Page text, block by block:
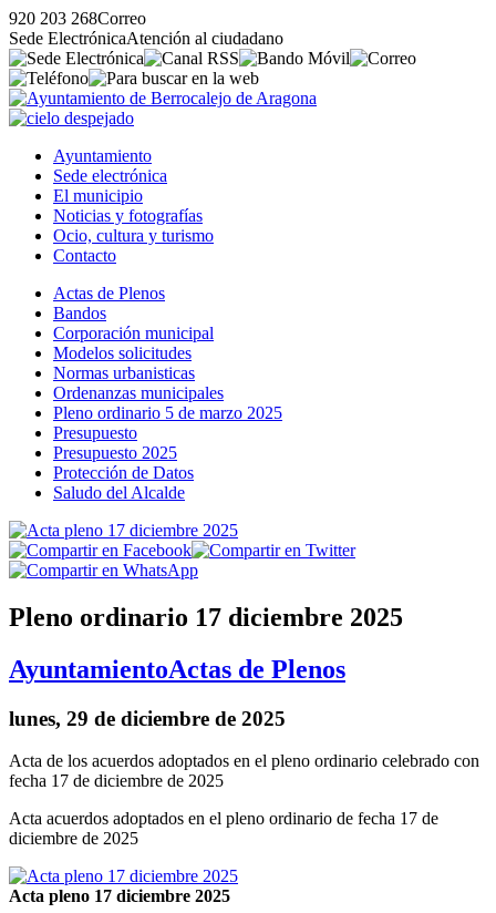
920 203 268Correo
Sede ElectrónicaAtención al ciudadano
Ayuntamiento
Sede electrónica
El municipio
Noticias y fotografías
Ocio, cultura y turismo
Contacto
Actas de Plenos
Bandos
Corporación municipal
Modelos solicitudes
Normas urbanisticas
Ordenanzas municipales
Pleno ordinario 5 de marzo 2025
Presupuesto
Presupuesto 2025
Protección de Datos
Saludo del Alcalde
Pleno ordinario 17 diciembre 2025
AyuntamientoActas de Plenos
lunes, 29 de diciembre de 2025
Acta de los acuerdos adoptados en el pleno ordinario celebrado con
fecha 17 de diciembre de 2025
Acta acuerdos adoptados en el pleno ordinario de fecha 17 de
diciembre de 2025
Acta pleno 17 diciembre 2025